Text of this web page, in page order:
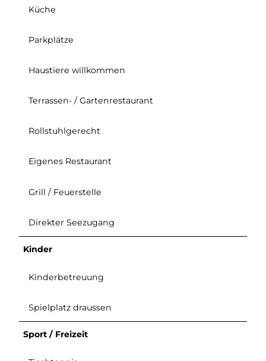
Küche
Parkplätze
Haustiere willkommen
Terrassen- / Gartenrestaurant
Rollstuhlgerecht
Eigenes Restaurant
Grill / Feuerstelle
Direkter Seezugang
Kinder
Kinderbetreuung
Spielplatz draussen
Sport / Freizeit